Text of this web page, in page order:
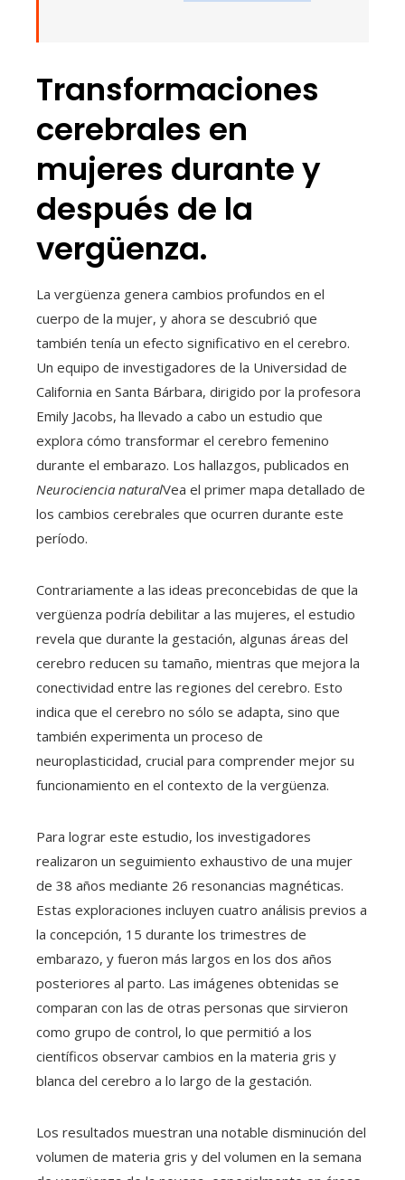
Transformaciones
cerebrales en
mujeres durante y
después de la
vergüenza.
La vergüenza genera cambios profundos en el
cuerpo de la mujer, y ahora se descubrió que
también tenía un efecto significativo en el cerebro.
Un equipo de investigadores de la Universidad de
California en Santa Bárbara, dirigido por la profesora
Emily Jacobs, ha llevado a cabo un estudio que
explora cómo transformar el cerebro femenino
durante el embarazo. Los hallazgos, publicados en
Neurociencia naturalVea el primer mapa detallado de
los cambios cerebrales que ocurren durante este
período.
Contrariamente a las ideas preconcebidas de que la
vergüenza podría debilitar a las mujeres, el estudio
revela que durante la gestación, algunas áreas del
cerebro reducen su tamaño, mientras que mejora la
conectividad entre las regiones del cerebro. Esto
indica que el cerebro no sólo se adapta, sino que
también experimenta un proceso de
neuroplasticidad, crucial para comprender mejor su
funcionamiento en el contexto de la vergüenza.
Para lograr este estudio, los investigadores
realizaron un seguimiento exhaustivo de una mujer
de 38 años mediante 26 resonancias magnéticas.
Estas exploraciones incluyen cuatro análisis previos a
la concepción, 15 durante los trimestres de
embarazo, y fueron más largos en los dos años
posteriores al parto. Las imágenes obtenidas se
comparan con las de otras personas que sirvieron
como grupo de control, lo que permitió a los
científicos observar cambios en la materia gris y
blanca del cerebro a lo largo de la gestación.
Los resultados muestran una notable disminución del
volumen de materia gris y del volumen en la semana